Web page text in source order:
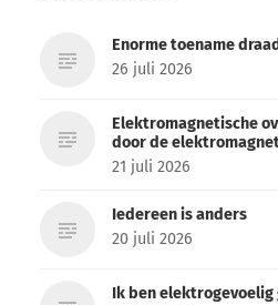
Enorme toename
26 juli 2026
Elektromagnetische
door de
21 juli 2026
Iedereen is anders
20 juli 2026
Ik ben elektrogevoelig